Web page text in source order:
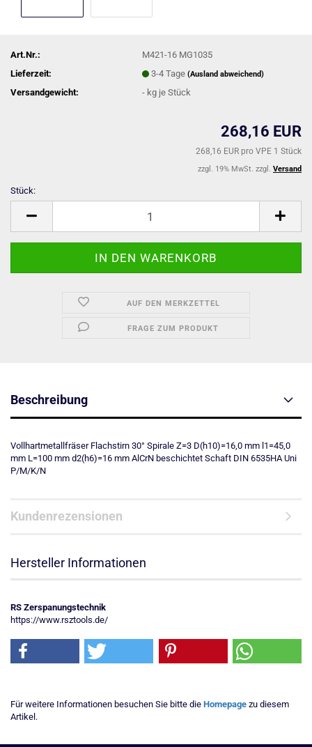
Art.Nr.:
M421-16 MG1035
Lieferzeit:
3-4 Tage(Ausland abweichend)
Versandgewicht: - kg je Stück
268,16 EUR
268,16 EUR pro VPE 1 Stück
zzgl. 19% MwSt. zzgl. Versand
Stück:
AUF DEN MERKZETTEL
FRAGE ZUM PRODUKT
Beschreibung
Vollhartmetallfräser Flachstirn 30° Spirale Z=3 D(h10)=16,0 mm l1=45,0
mm L=100 mm d2(h6)=16 mm AlCrN beschichtet Schaft DIN 6535HA Uni
P/M/K/N
Kundenrezensionen
Hersteller Informationen
RS Zerspanungstechnik
https://www.rsztools.de/
Für weitere Informationen besuchen Sie bitte die Homepage zu diesem
Artikel.